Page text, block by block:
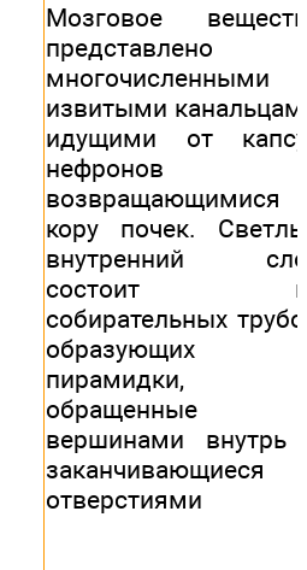
Мозговое
представлено
многочисленными
извитыми
идущими от
нефронов
возвращающимися
кору почек.
внутренний
состоит
собирательных
образующих
пирамидки,
обращенные
вершинами внутрь
заканчивающиеся
отверстиями